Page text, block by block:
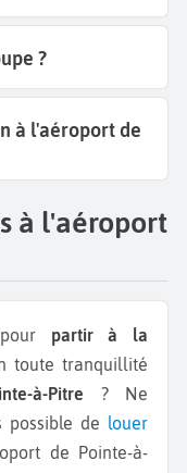
?
à l'aéroport de
à l'aéroport
partir à la
toute tranquillité
à-Pitre ? Ne
de louer
de Pointe-à-